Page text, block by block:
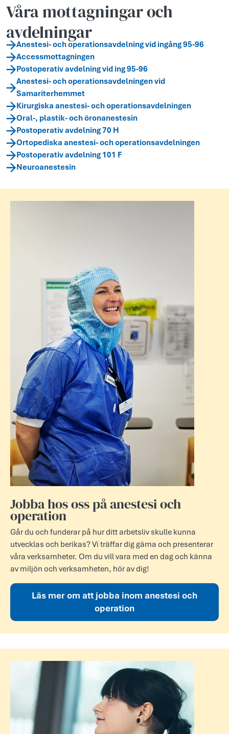
Våra mottagningar och
avdelningar
Anestesi- och operationsavdelning vid ingång 95-96
Accessmottagningen
Postoperativ avdelning vid ing 95-96
Anestesi- och operationsavdelningen vid
Samariterhemmet
Kirurgiska anestesi- och operationsavdelningen
Oral-, plastik- och öronanestesin
Postoperativ avdelning 70 H
Ortopediska anestesi- och operationsavdelningen
Postoperativ avdelning 101 F
Neuroanestesin
Jobba hos oss på anestesi och
operation
Går du och funderar på hur ditt arbetsliv skulle kunna
utvecklas och berikas? Vi träffar dig gärna och presenterar
våra verksamheter. Om du vill vara med en dag och känna
av miljön och verksamheten, hör av dig!
Läs mer om att jobba inom anestesi och
operation